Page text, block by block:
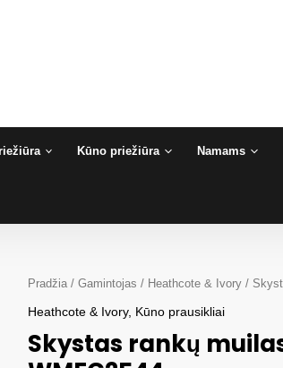
Kūno priežiūra Namams
Pradžia /Gamintojas / Heathcote & Ivory /
Heathcote & Ivory, Kūno prausikliai
Skystas rankų